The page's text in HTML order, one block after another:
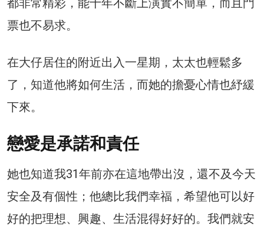
都非常精彩，能十年不斷上演實不簡單，而且門
票也不易求。
在大仔居住的附近出入一星期，太太也輕鬆多
了，知道他將如何生活，而她的擔憂心情也紓緩
下來。
戀愛是承諾和責任
她也知道我31年前亦在這地帶出沒，還不及今天
安全及有個性；他總比我們幸福，希望他可以好
好的把理想、興趣、生活混得好好的。我們就安